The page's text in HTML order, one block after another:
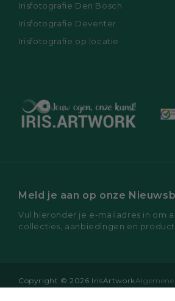
Irisfotografie Den Bosch
Irisfotografie Deventer
Irisfotografie op locatie
Meld je aan op onze
Vul hieronder je e-mailadres in om
collecties, aanbiedingen en
Copyright © 2026 IrisArtwork